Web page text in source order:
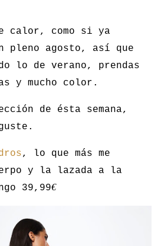
calor, como si ya
pleno agosto, así que
lo de verano, prendas
y mucho color.
de ésta semana,
, lo que más me
y la lazada a la
39,99€